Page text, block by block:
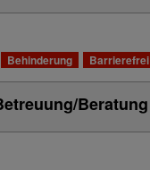
Behinderung Barrierefrei
Beratung